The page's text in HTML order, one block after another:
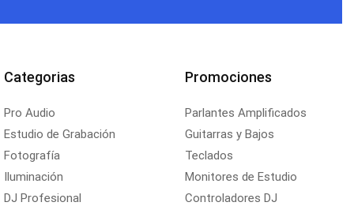
Categorias
Pro Audio
Estudio de Grabación
Fotografía
Iluminación
DJ Profesional
Promociones
Parlantes Amplificados
Guitarras y Bajos
Teclados
Monitores de Estudio
Controladores DJ